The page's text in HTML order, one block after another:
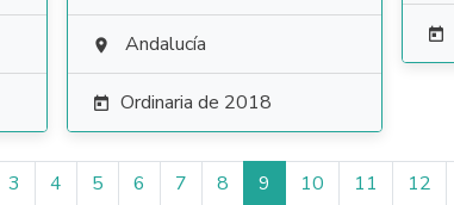

 Andalucía
 Ordinaria de 2018
3 4 5 6 7 8 9 10 11 12